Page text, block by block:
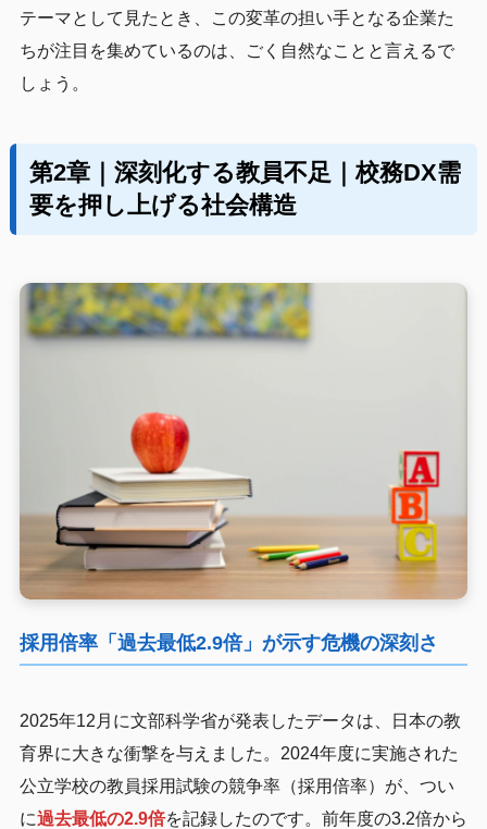
テーマとして見たとき、この変革の担い手となる企業た
ちが注目を集めているのは、ごく自然なことと言えるで
しょう。
第2章｜深刻化する教員不足｜校務DX需
要を押し上げる社会構造
採用倍率「過去最低2.9倍」が示す危機の深刻さ
2025年12月に文部科学省が発表したデータは、日本の教
育界に大きな衝撃を与えました。2024年度に実施された
公立学校の教員採用試験の競争率（採用倍率）が、つい
に過去最低の2.9倍を記録したのです。前年度の3.2倍から